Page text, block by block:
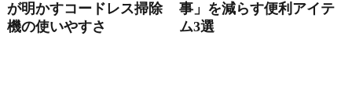
が明かすコードレス掃除
機の使いやすさ
事」を減らす便利アイテ
ム3選